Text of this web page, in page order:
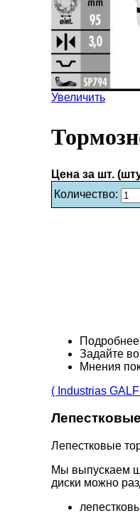
Увеличить
Цена за шт.
Количество:
Подробнее
Задайте
Мнения
( Industrias
Лепестковые
Мы выпускаем
диски можно